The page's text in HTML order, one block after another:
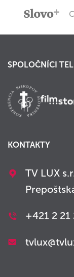
SPOLOČNÍCI
KONTAKTY
TV LUX
+421 2 21